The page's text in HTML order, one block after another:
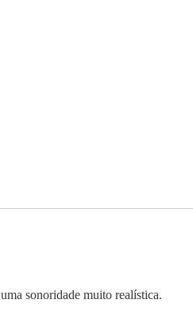
sonoridade muito realística.